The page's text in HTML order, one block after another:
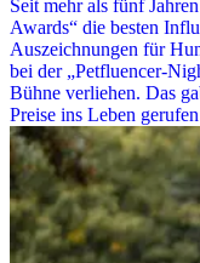
Seit mehr als fünf
Awards“ die besten
Auszeichnungen für
bei der „Petfluencer-
Bühne verliehen. Das
Preise ins Leben